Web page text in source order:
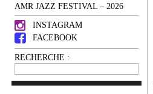
AMR JAZZ FESTIVAL – 2026
INSTAGRAM
FACEBOOK
RECHERCHE :